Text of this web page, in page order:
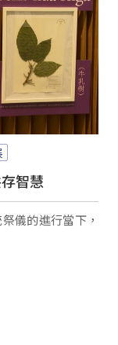
智慧
儀的進行當下，